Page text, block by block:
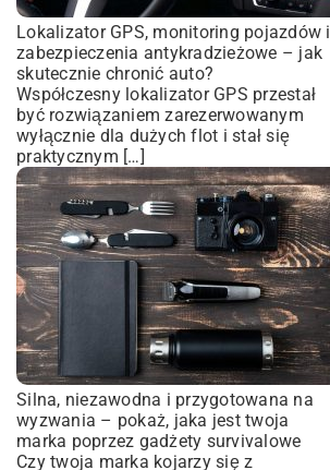
Lokalizator GPS, monitoring pojazdów i
zabezpieczenia antykradzieżowe – jak
skutecznie chronić auto?
Współczesny lokalizator GPS przestał
być rozwiązaniem zarezerwowanym
wyłącznie dla dużych flot i stał się
praktycznym […]
Silna, niezawodna i przygotowana na
wyzwania – pokaż, jaka jest twoja
marka poprzez gadżety survivalowe
Czy twoja marka kojarzy się z